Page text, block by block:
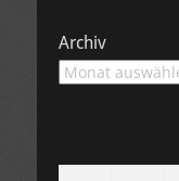
Archiv
Archiv